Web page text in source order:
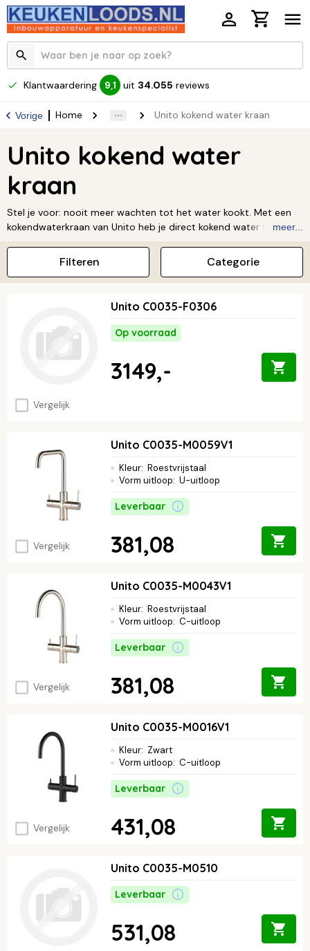
Klantwaardering 9,1 uit 34.055 reviews
Vorige Home Unito kokend water kraan
Unito kokend water
kraan
Stel je voor: nooit meer wachten tot het water kookt. Met een
kokendwaterkraan van Unito heb je direct kokend water voor
in je keuken! De kranen van Unito zijn niet alleen handig, maar ook
een prachtige toevoeging aan je interieur. Of je nu een moderne
of klassieke keuken hebt, er is altijd een design dat bij jou past.
Bovendien zijn ze veilig en energiezuinig. Wil je tijd besparen en
genieten van extra comfort? Dan is een Unito kokendwaterkraan
echt iets voor jou. Ontdek welke kraan jouw keuken compleet
meer...
Categorie
Filteren
Vergelijk
Unito C0035-F0306
Op voorraad
3149,-
Vergelijk
Unito C0035-M0059V1
Kleur: Roestvrijstaal
Vorm uitloop: U-uitloop
Leverbaar
381,08
Vergelijk
Unito C0035-M0043V1
Kleur: Roestvrijstaal
Vorm uitloop: C-uitloop
Leverbaar
381,08
Vergelijk
Unito C0035-M0016V1
Kleur: Zwart
Vorm uitloop: C-uitloop
Leverbaar
431,08
Unito C0035-M0510
Leverbaar
531,08